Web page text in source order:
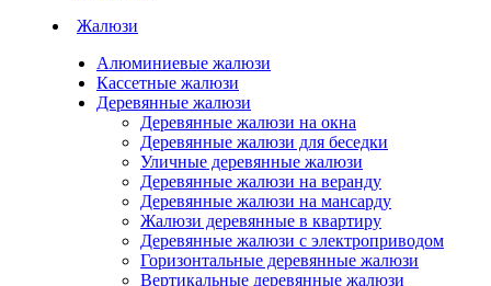
Жалюзи
Алюминиевые жалюзи
Кассетные жалюзи
Деревянные жалюзи
Деревянные жалюзи на окна
Деревянные жалюзи для беседки
Уличные деревянные жалюзи
Деревянные жалюзи на веранду
Деревянные жалюзи на мансарду
Жалюзи деревянные в квартиру
Деревянные жалюзи с электроприводом
Горизонтальные деревянные жалюзи
Вертикальные деревянные жалюзи